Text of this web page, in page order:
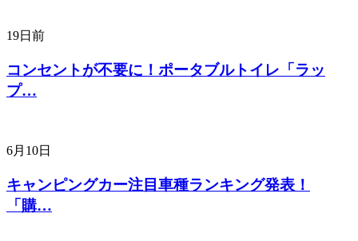
19日前
コンセントが不要に！ポータブルトイレ「ラッ
プ…
6月10日
キャンピングカー注目車種ランキング発表！
「購…